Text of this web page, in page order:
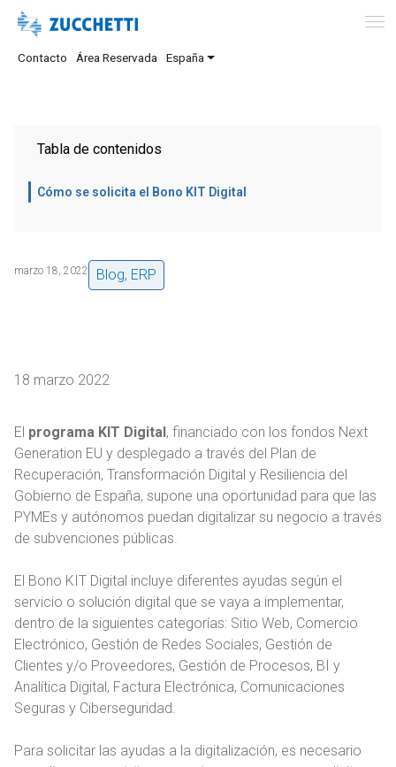
Contacto Área Reservada España
Tabla de contenidos
Cómo se solicita el Bono KIT Digital
marzo 18, 2022 Blog, ERP
18 marzo 2022
El programa KIT Digital, financiado con los fondos Next
Generation EU y desplegado a través del Plan de
Recuperación, Transformación Digital y Resiliencia del
Gobierno de España, supone una oportunidad para que las
PYMEs y autónomos puedan digitalizar su negocio a través
de subvenciones públicas.
El Bono KIT Digital incluye diferentes ayudas según el
servicio o solución digital que se vaya a implementar,
dentro de la siguientes categorías: Sitio Web, Comercio
Electrónico, Gestión de Redes Sociales, Gestión de
Clientes y/o Proveedores, Gestión de Procesos, BI y
Analítica Digital, Factura Electrónica, Comunicaciones
Seguras y Ciberseguridad.
Para solicitar las ayudas a la digitalización, es necesario